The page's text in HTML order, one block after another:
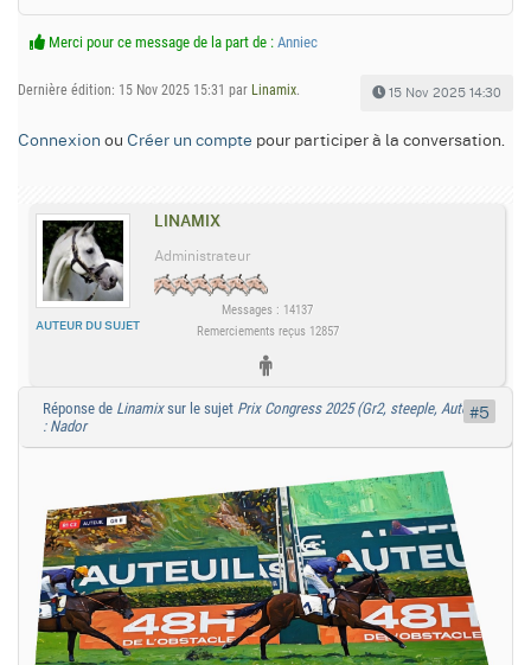
Merci pour ce message de la part de : Anniec
Dernière édition: 15 Nov 2025 15:31 par Linamix. 15 Nov 2025 14:30
Connexion ou Créer un compte pour participer à la conversation.
LINAMIX
AUTEUR DU SUJET
Administrateur
Messages : 14137
Remerciements reçus 12857
Réponse de Linamixsur le sujet Prix Congress 2025 (Gr2, steeple, Auteuil)
: Nador
#5